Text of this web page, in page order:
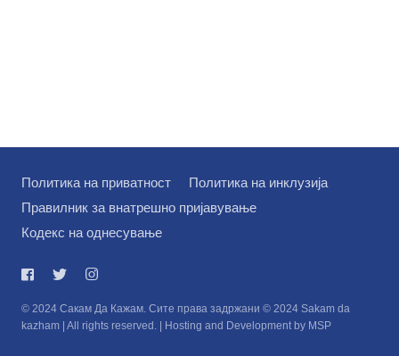
Политика на приватност
Политика на инклузија
Правилник за внатрешно пријавување
Кодекс на однесување
© 2024 Сакам Да Кажам. Сите права задржани © 2024 Sakam da
kazham | All rights reserved. | Hosting and Development by MSP